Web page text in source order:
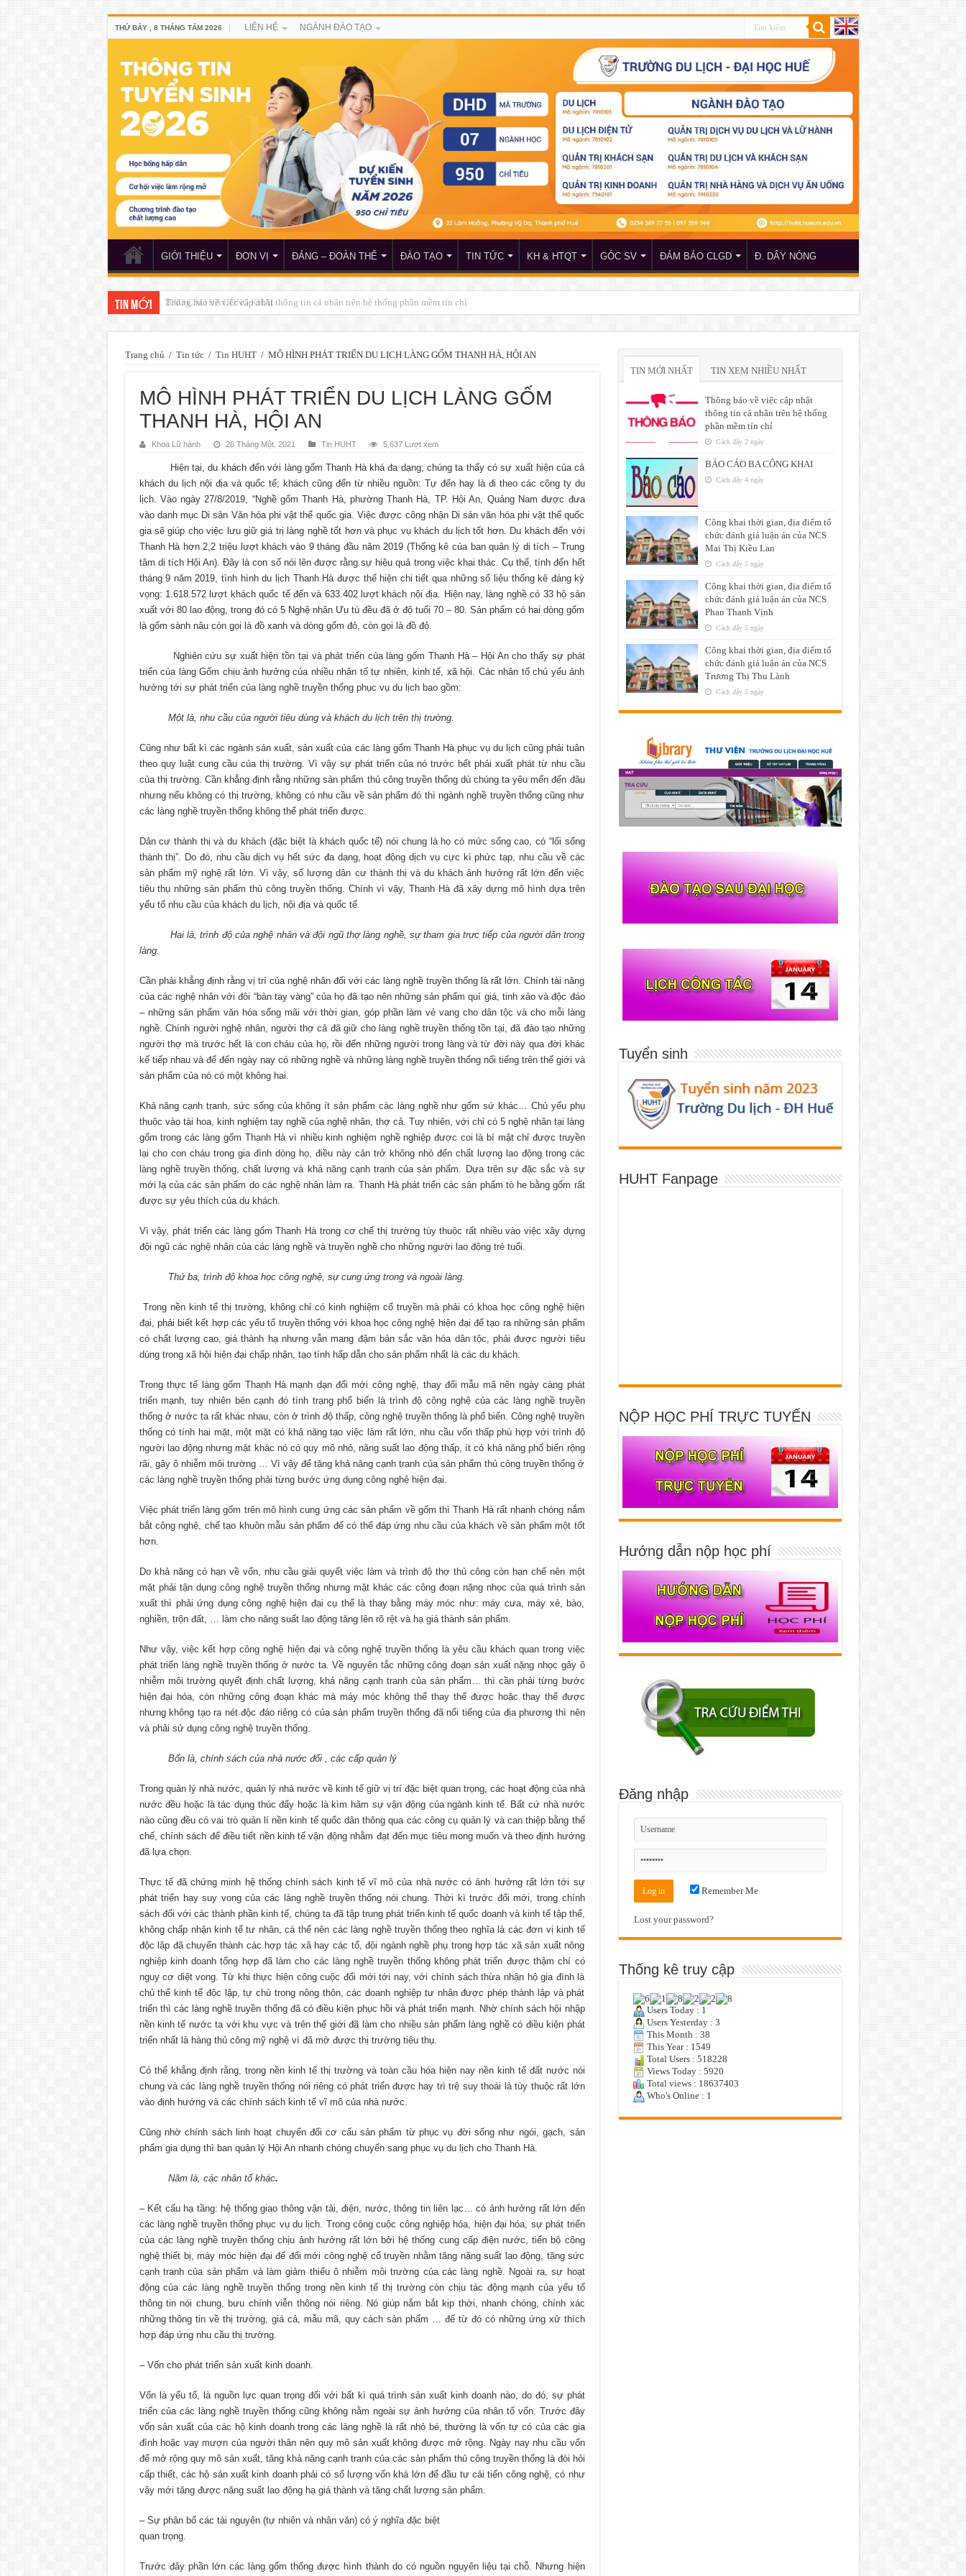
THỨ BẢY , 8 THÁNG TÁM 2026 LIÊN HỆ NGÀNH ĐÀO TẠO
GIỚI THIỆU ĐƠN VỊ ĐẢNG – ĐOÀN THỂ ĐÀO TẠO TIN TỨC KH & HTQT GÓC SV ĐẢM BẢO CLGD Đ. DÂY NÓNG
TIN MỚI BÁO CÁO BA CÔNG KHAI
Trang chủ / Tin tức / Tin HUHT / MÔ HÌNH PHÁT TRIỂN DU LỊCH LÀNG GỐM THANH HÀ, HỘI AN
MÔ HÌNH PHÁT TRIỂN DU LỊCH LÀNG GỐM
THANH HÀ, HỘI AN
Khoa Lữ hành 26 Tháng Một, 2021 Tin HUHT 5,637 Lượt xem
Hiện tại, du khách đến với làng gốm Thanh Hà khá đa dạng; chúng ta thấy có sự xuất hiện của cả
khách du lịch nội địa và quốc tế; khách cũng đến từ nhiều nguồn: Tự đến hay là đi theo các công ty du
lịch. Vào ngày 27/8/2019, “Nghề gốm Thanh Hà, phường Thanh Hà, TP. Hội An, Quảng Nam được đưa
vào danh mục Di sản Văn hóa phi vật thể quốc gia. Việc được công nhận Di sản văn hóa phi vật thể quốc
gia sẽ giúp cho việc lưu giữ giá trị làng nghề tốt hơn và phục vụ khách du lịch tốt hơn. Du khách đến với
Thanh Hà hơn 2,2 triệu lượt khách vào 9 tháng đầu năm 2019 (Thống kê của ban quản lý di tích – Trung
tâm di tích Hội An). Đây là con số nói lên được rằng sự hiệu quả trong việc khai thác. Cụ thể, tính đến hết
tháng 9 năm 2019, tình hình du lịch Thanh Hà được thể hiện chi tiết qua những số liệu thống kê đáng kỳ
vọng: 1.618.572 lượt khách quốc tế đến và 633.402 lượt khách nội địa. Hiện nay, làng nghề có 33 hộ sản
xuất với 80 lao động, trong đó có 5 Nghệ nhân Ưu tú đều đã ở độ tuổi 70 – 80. Sản phẩm có hai dòng gốm
là gốm sành nâu còn gọi là đồ xanh và dòng gốm đỏ, còn gọi là đồ đỏ.
Nghiên cứu sự xuất hiện tồn tại và phát triển của làng gốm Thanh Hà – Hội An cho thấy sự phát
triển của làng Gốm chịu ảnh hưởng của nhiều nhân tố tự nhiên, kinh tế, xã hội. Các nhân tố chủ yếu ảnh
hưởng tới sự phát triển của làng nghề truyền thống phục vụ du lịch bao gồm:
Một là, nhu cầu của người tiêu dùng và khách du lịch trên thị trường.
Cũng như bất kì các ngành sản xuất, sản xuất của các làng gốm Thanh Hà phục vụ du lịch cũng phải tuân
theo quy luật cung cầu của thị trường. Vì vậy sự phát triển của nó trước hết phải xuất phát từ nhu cầu
của thị trường. Cần khẳng định rằng những sản phẩm thủ công truyền thống dù chúng ta yêu mến đến đâu
nhưng nếu không có thị trường, không có nhu cầu về sản phẩm đó thì ngành nghề truyền thống cũng như
các làng nghề truyền thống không thể phát triển được.
Dân cư thành thị và du khách (đặc biệt là khách quốc tế) nói chung là họ có mức sống cao, có “lối sống
thành thị”. Do đó, nhu cầu dịch vụ hết sức đa dạng, hoạt động dịch vụ cực kì phức tạp, nhu cầu về các
sản phẩm mỹ nghệ rất lớn. Vì vậy, số lượng dân cư thành thị và du khách ảnh hưởng rất lớn đến việc
tiêu thụ những sản phẩm thủ công truyền thống. Chính vì vậy, Thanh Hà đã xây dựng mô hình dựa trên
yếu tố nhu cầu của khách du lịch, nội địa và quốc tế.
Hai là, trình độ của nghệ nhân và đội ngũ thợ làng nghề, sự tham gia trực tiếp của người dân trong
làng.
Cần phải khẳng định rằng vị trí của nghệ nhân đối với các làng nghề truyền thống là rất lớn. Chính tài năng
của các nghệ nhân với đôi “bàn tay vàng” của họ đã tạo nên những sản phẩm quí giá, tinh xảo và độc đáo
– những sản phẩm văn hóa sống mãi với thời gian, góp phần làm vẻ vang cho dân tộc và cho mỗi làng
nghề. Chính người nghệ nhân, người thợ cả đã giữ cho làng nghề truyền thống tồn tại, đã đào tạo những
người thợ mà trước hết là con cháu của họ, rồi đến những người trong làng và từ đời này qua đời khác
kế tiếp nhau và để đến ngày nay có những nghề và những làng nghề truyền thống nổi tiếng trên thế giới và
sản phẩm của nó có một không hai.
Khả năng cạnh tranh, sức sống của không ít sản phẩm các làng nghề như gốm sứ khác… Chủ yếu phụ
thuộc vào tài hoa, kinh nghiệm tay nghề của nghệ nhân, thợ cả. Tuy nhiên, với chỉ có 5 nghệ nhân tại làng
gốm trong các làng gốm Thanh Hà vì nhiều kinh nghiệm nghề nghiệp được coi là bí mật chỉ được truyền
lại cho con cháu trong gia đình dòng họ, điều này cản trở không nhỏ đến chất lượng lao động trong các
làng nghề truyền thống, chất lượng và khả năng cạnh tranh của sản phẩm. Dựa trên sự đặc sắc và sự
mới lạ của các sản phẩm do các nghệ nhân làm ra. Thanh Hà phát triển các sản phẩm tò he bằng gốm rất
được sự yêu thích của du khách.
Vì vậy, phát triển các làng gốm Thanh Hà trong cơ chế thị trường tùy thuộc rất nhiều vào việc xây dựng
đội ngũ các nghệ nhân của các làng nghề và truyền nghề cho những người lao động trẻ tuổi.
Thứ ba, trình độ khoa học công nghệ, sự cung ứng trong và ngoài làng.
Trong nền kinh tế thị trường, không chỉ có kinh nghiệm cổ truyền mà phải có khoa học công nghệ hiện
đại, phải biết kết hợp các yếu tố truyền thống với khoa học công nghệ hiện đại để tạo ra những sản phẩm
có chất lượng cao, giá thành hạ nhưng vẫn mang đậm bản sắc văn hóa dân tộc, phải được người tiêu
dùng trong xã hội hiện đại chấp nhận, tạo tính hấp dẫn cho sản phẩm nhất là các du khách.
Trong thực tế làng gốm Thanh Hà mạnh dạn đổi mới công nghệ, thay đổi mẫu mã nên ngày càng phát
triển mạnh, tuy nhiên bên cạnh đó tình trạng phổ biến là trình độ công nghệ của các làng nghề truyền
thống ở nước ta rất khác nhau, còn ở trình độ thấp, công nghệ truyền thống là phổ biến. Công nghệ truyền
thống có tính hai mặt, một mặt có khả năng tạo việc làm rất lớn, nhu cầu vốn thấp phù hợp với trình độ
người lao động nhưng mặt khác nó có quy mô nhỏ, năng suất lao động thấp, ít có khả năng phổ biến rộng
rãi, gây ô nhiễm môi trường … Vì vậy để tăng khả năng cạnh tranh của sản phẩm thủ công truyền thống ở
các làng nghề truyền thống phải từng bước ứng dụng công nghệ hiện đại.
Việc phát triển làng gốm trên mô hình cung ứng các sản phẩm về gốm thì Thanh Hà rất nhanh chóng nắm
bắt công nghệ, chế tạo khuôn mẫu sản phẩm để có thể đáp ứng nhu cầu của khách về sản phẩm một tốt
hơn.
Do khả năng có hạn về vốn, nhu cầu giải quyết việc làm và trình độ thợ thủ công còn hạn chế nên một
mặt phải tận dụng công nghệ truyền thống nhưng mặt khác các công đoạn nặng nhọc của quá trình sản
xuất thì phải ứng dụng công nghệ hiện đại cụ thể là thay bằng máy móc như: máy cưa, máy xẻ, bào,
nghiền, trộn đất, … làm cho năng suất lao động tăng lên rõ rệt và hạ giá thành sản phẩm.
Như vậy, việc kết hợp công nghệ hiện đại và công nghệ truyền thống là yêu cầu khách quan trong việc
phát triển làng nghề truyền thống ở nước ta. Về nguyên tắc những công đoạn sản xuất nặng nhọc gây ô
nhiễm môi trường quyết định chất lượng, khả năng cạnh tranh của sản phẩm… thì cần phải từng bước
hiện đại hóa, còn những công đoạn khác mà máy móc không thể thay thế được hoặc thay thế được
nhưng không tạo ra nét độc đáo riêng có của sản phẩm truyền thống đã nổi tiếng của địa phương thì nên
và phải sử dụng công nghệ truyền thống.
Bốn là, chính sách của nhà nước đối , các cấp quản lý
Trong quản lý nhà nước, quản lý nhà nước về kinh tế giữ vị trí đặc biệt quan trọng, các hoạt động của nhà
nước đều hoặc là tác dụng thúc đẩy hoặc là kìm hãm sự vận động của ngành kinh tế. Bất cứ nhà nước
nào cũng đều có vai trò quản lí nền kinh tế quốc dân thông qua các công cụ quản lý và can thiệp bằng thể
chế, chính sách để điều tiết nền kinh tế vận động nhằm đạt đến mục tiêu mong muốn và theo định hướng
đã lựa chọn.
Thực tế đã chứng minh hệ thống chính sách kinh tế vĩ mô của nhà nước có ảnh hưởng rất lớn tới sự
phát triển hay suy vong của các làng nghề truyền thống nói chung. Thời kì trước đổi mới, trong chính
sách đối với các thành phần kinh tế, chúng ta đã tập trung phát triển kinh tế quốc doanh và kinh tế tập thể,
không chấp nhận kinh tế tư nhân, cá thể nên các làng nghề truyền thống theo nghĩa là các đơn vị kinh tế
độc lập đã chuyển thành các hợp tác xã hay các tổ, đội ngành nghề phụ trong hợp tác xã sản xuất nông
nghiệp kinh doanh tổng hợp đã làm cho các làng nghề truyền thống không phát triển được thậm chí có
nguy cơ diệt vong. Từ khi thực hiện công cuộc đổi mới tới nay, với chính sách thừa nhận hộ gia đình là
chủ thể kinh tế độc lập, tự chủ trong nông thôn, các doanh nghiệp tư nhân được phép thành lập và phát
triển thì các làng nghề truyền thống đã có điều kiện phục hồi và phát triển mạnh. Nhờ chính sách hội nhập
nền kinh tế nước ta với khu vực và trên thế giới đã làm cho nhiều sản phẩm làng nghề có điều kiện phát
triển nhất là hàng thủ công mỹ nghệ vì đã mở được thị trường tiêu thụ.
Có thể khẳng định rằng, trong nền kinh tế thị trường và toàn cầu hóa hiện nay nền kinh tế đất nước nói
chung và các làng nghề truyền thống nói riêng có phát triển được hay trì trệ suy thoái là tùy thuộc rất lớn
vào định hướng và các chính sách kinh tế vĩ mô của nhà nước.
Cũng nhờ chính sách linh hoạt chuyển đổi cơ cấu sản phẩm từ phục vụ đời sống như ngói, gạch, sản
phẩm gia dụng thì ban quản lý Hội An nhanh chóng chuyển sang phục vụ du lịch cho Thanh Hà.
Năm là, các nhân tố khác.
– Kết cấu hạ tầng: hệ thống giao thông vận tải, điện, nước, thông tin liên lạc… có ảnh hưởng rất lớn đến
các làng nghề truyền thống phục vụ du lịch. Trong công cuộc công nghiệp hóa, hiện đại hóa, sự phát triển
của các làng nghề truyền thống chịu ảnh hưởng rất lớn bởi hệ thống cung cấp điện nước, tiến bộ công
nghệ thiết bị, máy móc hiện đại để đổi mới công nghệ cổ truyền nhằm tăng năng suất lao động, tăng sức
cạnh tranh của sản phẩm và làm giảm thiểu ô nhiễm môi trường của các làng nghề. Ngoài ra, sự hoạt
động của các làng nghề truyền thống trong nền kinh tế thị trường còn chịu tác động mạnh của yếu tố
thông tin nói chung, bưu chính viễn thông nói riêng. Nó giúp nắm bắt kịp thời, nhanh chóng, chính xác
những thông tin về thị trường, giá cả, mẫu mã, quy cách sản phẩm … để từ đó có những ứng xử thích
hợp đáp ứng nhu cầu thị trường.
– Vốn cho phát triển sản xuất kinh doanh.
Vốn là yếu tố, là nguồn lực quan trọng đối với bất kì quá trình sản xuất kinh doanh nào, do đó, sự phát
triển của các làng nghề truyền thống cũng không nằm ngoài sự ảnh hưởng của nhân tố vốn. Trước đây
vốn sản xuất của các hộ kinh doanh trong các làng nghề là rất nhỏ bé, thường là vốn tự có của các gia
đình hoặc vay mượn của người thân nên quy mô sản xuất không được mở rộng. Ngày nay nhu cầu vốn
để mở rộng quy mô sản xuất, tăng khả năng cạnh tranh của các sản phẩm thủ công truyền thống là đòi hỏi
cấp thiết, các hộ sản xuất kinh doanh phải có số lượng vốn khá lớn để đầu tư cải tiến công nghệ, có như
vậy mới tăng được năng suất lao động hạ giá thành và tăng chất lượng sản phẩm.
– Sự phân bố các tài nguyên (tự nhiên và nhân văn) có ý nghĩa đặc biệt
quan trọng.
Trước đây phần lớn các làng gốm thống được hình thành do có nguồn nguyên liệu tại chỗ. Nhưng hiện
TIN MỚI NHẤT TIN XEM NHIỀU NHẤT
Thông báo về việc cập nhật
thông tin cá nhân trên hệ thống
phần mềm tín chỉ
Cách đây 2 ngày
BÁO CÁO BA CÔNG KHAI
Cách đây 4 ngày
Công khai thời gian, địa điểm tổ
chức đánh giá luận án của NCS
Mai Thị Kiều Lan
Cách đây 5 ngày
Công khai thời gian, địa điểm tổ
chức đánh giá luận án của NCS
Phan Thanh Vịnh
Cách đây 5 ngày
Công khai thời gian, địa điểm tổ
chức đánh giá luận án của NCS
Trương Thị Thu Lành
Cách đây 5 ngày
Tuyển sinh
HUHT Fanpage
NỘP HỌC PHÍ TRỰC TUYẾN
Hướng dẫn nộp học phí
Đăng nhập
Remember Me
Lost your password?
Thống kê truy cập
Users Today : 1
Users Yesterday : 3
This Month : 38
This Year : 1549
Total Users : 518228
Views Today : 5920
Total views : 18637403
Who's Online : 1